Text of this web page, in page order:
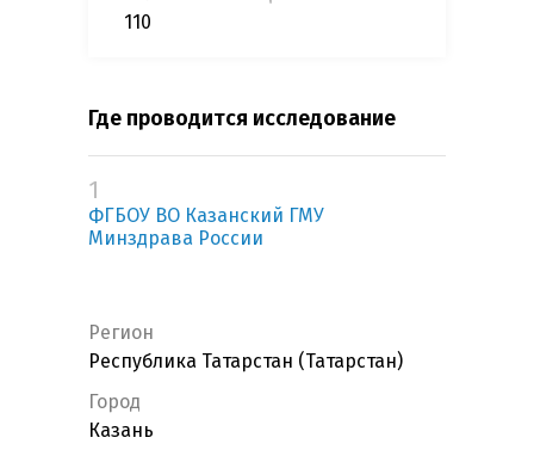
110
Где проводится исследование
1
ФГБОУ ВО Казанский ГМУ
Минздрава России
Регион
Республика Татарстан (Татарстан)
Город
Казань